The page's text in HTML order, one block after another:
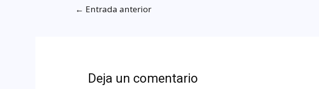
← Entrada anterior
Deja un comentario